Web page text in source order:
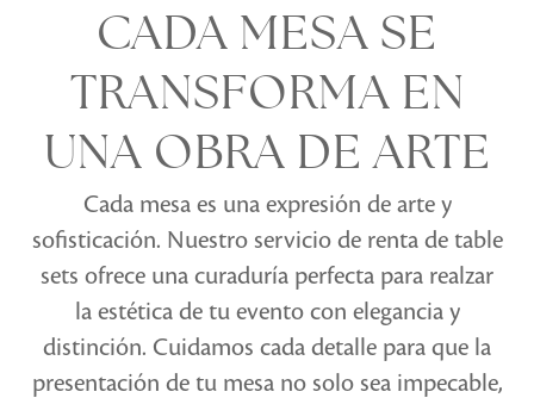
CADA MESA SE
TRANSFORMA EN
UNA OBRA DE ARTE
Cada mesa es una expresión de arte y
sofisticación. Nuestro servicio de renta de table
sets ofrece una curaduría perfecta para realzar
la estética de tu evento con elegancia y
distinción. Cuidamos cada detalle para que la
presentación de tu mesa no solo sea impecable,